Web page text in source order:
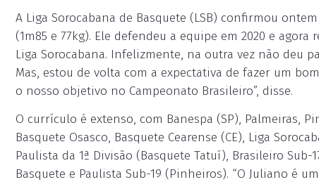
A Liga Sorocabana de Basquete (LSB) confirmou
(1m85 e 77kg). Ele defendeu a equipe em 2020 e
Liga Sorocabana. Infelizmente, na outra vez não deu
Mas, estou de volta com a expectativa de fazer um
o nosso objetivo no Campeonato Brasileiro”, disse.
O currículo é extenso, com Banespa (SP), Palmeiras,
Basquete Osasco, Basquete Cearense (CE), Liga
Paulista da 1ª Divisão (Basquete Tatuí), Brasileiro
Basquete e Paulista Sub-19 (Pinheiros). “O Juliano é